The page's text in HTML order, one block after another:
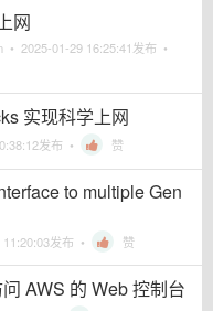
网
• 2025-01-29 16:25:41发布 •
实现科学上网
发布 • 赞
to multiple Gen
发布 • 赞
AWS 的 Web 控制台